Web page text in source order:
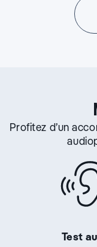
Profitez d’un
Test